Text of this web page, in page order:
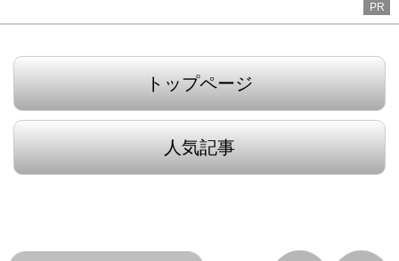
PR
トップページ
人気記事